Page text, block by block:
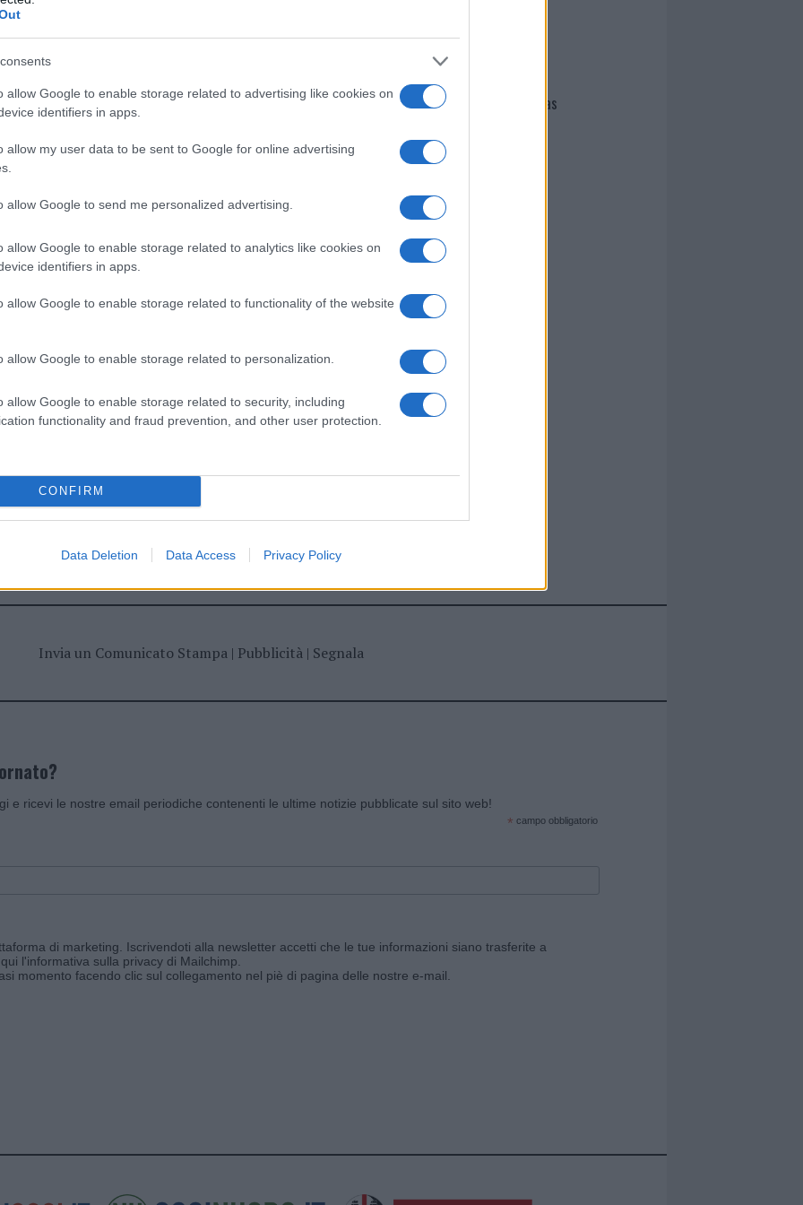
allow Google to enable storage related to advertising like cookies on
identifiers in apps.
allow my user data to be sent to Google for online advertising
allow Google to send me personalized advertising.
allow Google to enable storage related to analytics like cookies on
identifiers in apps.
allow Google to enable storage related to functionality of the website
allow Google to enable storage related to personalization.
allow Google to enable storage related to security, including
functionality and fraud prevention, and other user protection.
CONFIRM
Data Deletion Data Access Privacy Policy
Spiaggia Porto Istana
di GalluraOggi.it
i tuoi video e le tue foto
+39 345 356 7512
news daGoogle News
Giovannimaria Cabras
Invia un Comunicato Stampa| Pubblicità| Segnala
e ricevi le nostre email periodiche contenenti le ultime notizie pubblicate sul sito web!
* campo obbligatorio
di marketing. Iscrivendoti alla newsletter accetti che le tue informazioni siano trasferite a
l'informativa sulla privacy di Mailchimp
momento facendo clic sul collegamento nel piè di pagina delle nostre e-mail.